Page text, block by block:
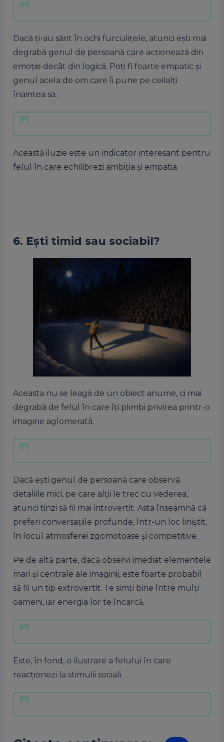
Dacă ți-au sărit în ochi furculițele, atunci ești mai
degrabă genul de persoană care acționează din
emoție decât din logică. Poți fi foarte empatic și
genul acela de om care îi pune pe ceilalți
înaintea sa.
Această iluzie este un indicator interesant pentru
felul în care echilibrezi ambiția și empatia.
6. Ești timid sau sociabil?
Aceasta nu se leagă de un obiect anume, ci mai
degrabă de felul în care îți plimbi privirea printr-o
imagine aglomerată.
Dacă ești genul de persoană care observă
detaliile mici, pe care alții le trec cu vederea,
atunci tinzi să fii mai introvertit. Asta înseamnă că
preferi conversațiile profunde, într-un loc liniștit,
în locul atmosferei zgomotoase și competitive.
Pe de altă parte, dacă observi imediat elementele
mari și centrale ale imaginii, este foarte probabil
să fii un tip extrovertit. Te simți bine între mulți
oameni, iar energia lor te încarcă.
Este, în fond, o ilustrare a felului în care
reacționezi la stimulii sociali.